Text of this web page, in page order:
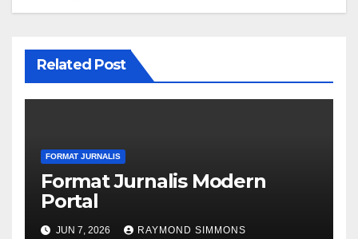
Related Post
FORMAT JURNALIS
Format Jurnalis Modern
Portal
JUN 7, 2026 RAYMOND SIMMONS